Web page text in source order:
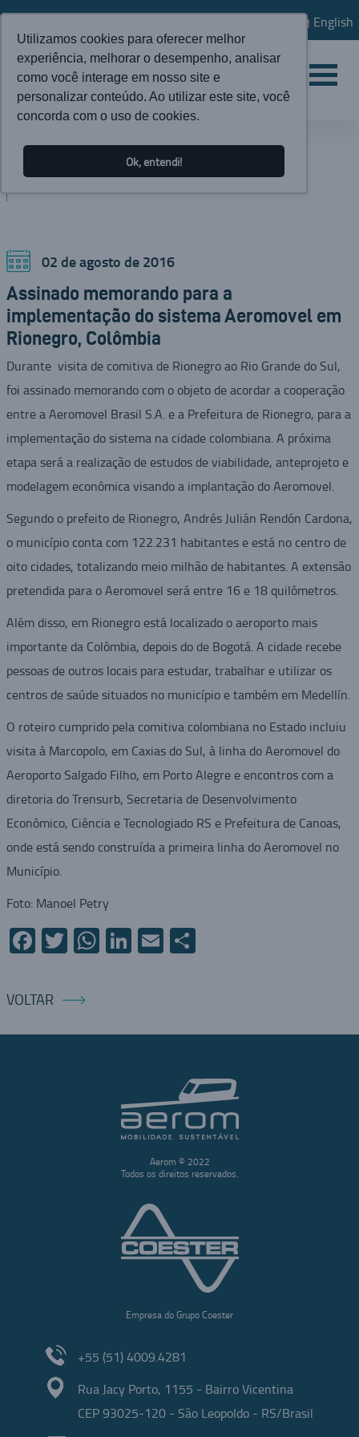
Utilizamos cookies para oferecer melhor
experiência, melhorar o desempenho, analisar
como você interage em nosso site e
personalizar conteúdo. Ao utilizar este site, você
concorda com o uso de cookies.
Ok, entendi!
English
ATUALIDADES
BLOG
02 de agosto de 2016
Assinado memorando para a
implementação do sistema Aeromovel em
Rionegro, Colômbia
Durante visita de comitiva de Rionegro ao Rio Grande do Sul,
foi assinado memorando com o objeto de acordar a cooperação
entre a Aeromovel Brasil S.A. e a Prefeitura de Rionegro, para a
implementação do sistema na cidade colombiana. A próxima
etapa será a realização de estudos de viabilidade, anteprojeto e
modelagem econômica visando a implantação do Aeromovel.
Segundo o prefeito de Rionegro, Andrés Julián Rendón Cardona,
o município conta com 122.231 habitantes e está no centro de
oito cidades, totalizando meio milhão de habitantes. A extensão
pretendida para o Aeromovel será entre 16 e 18 quilômetros.
Além disso, em Rionegro está localizado o aeroporto mais
importante da Colômbia, depois do de Bogotá. A cidade recebe
pessoas de outros locais para estudar, trabalhar e utilizar os
centros de saúde situados no município e também em Medellín.
O roteiro cumprido pela comitiva colombiana no Estado incluiu
visita à Marcopolo, em Caxias do Sul, à linha do Aeromovel do
Aeroporto Salgado Filho, em Porto Alegre e encontros com a
diretoria do Trensurb, Secretaria de Desenvolvimento
Econômico, Ciência e Tecnologiado RS e Prefeitura de Canoas,
onde está sendo construída a primeira linha do Aeromovel no
Município.
Foto: Manoel Petry
Facebook
Twitter
WhatsApp
LinkedIn
EmailCompartilhar
VOLTAR
Aerom © 2022
Todos os direitos reservados.
Empresa do Grupo Coester
+55 (51) 4009.4281
Rua Jacy Porto, 1155 - Bairro Vicentina
CEP 93025-120 - São Leopoldo - RS/Brasil